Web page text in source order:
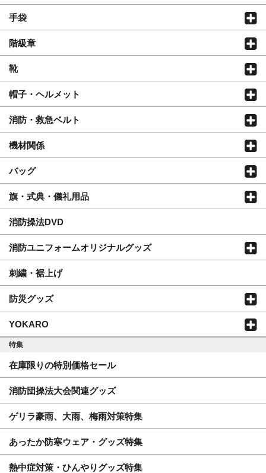
手袋
階級章
靴
帽子・ヘルメット
消防・救急ベルト
機材関係
バッグ
旗・式典・儀礼用品
消防操法DVD
消防ユニフォームオリジナルグッズ
刺繍・裾上げ
防災グッズ
YOKARO
特集
在庫限りの特別価格セール
消防団操法大会関連グッズ
ゲリラ豪雨、大雨、梅雨対策特集
あったか防寒ウェア・グッズ特集
熱中症対策・ひんやりグッズ特集